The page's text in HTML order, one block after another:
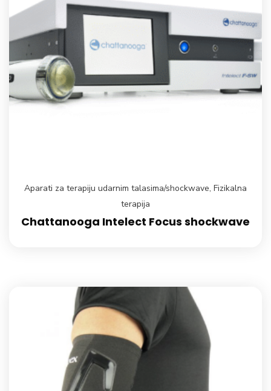
Aparati za terapiju udarnim talasima/shockwave, Fizikalna
terapija
Chattanooga Intelect Focus shockwave